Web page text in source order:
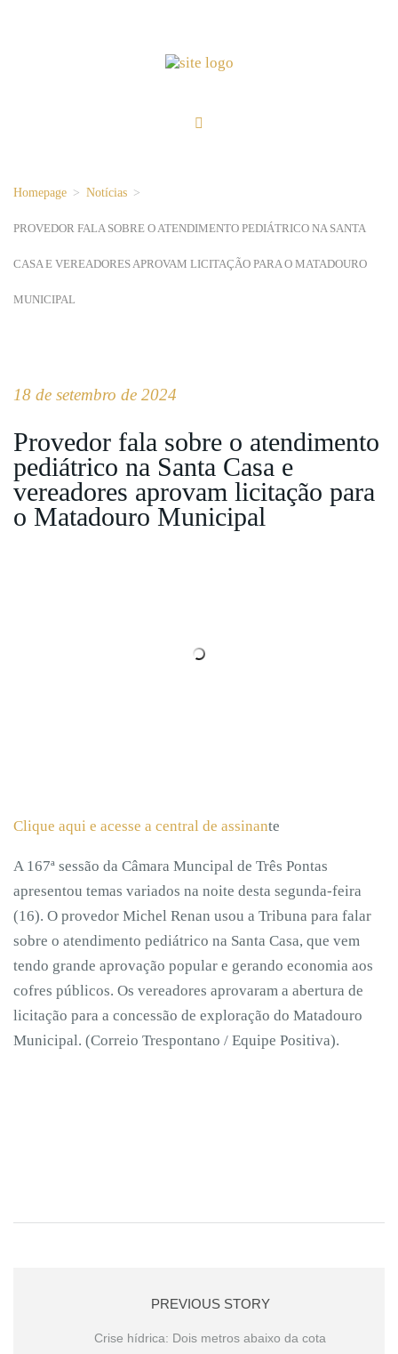
Homepage > Notícias >
PROVEDOR FALA SOBRE O ATENDIMENTO PEDIÁTRICO NA SANTA
CASA E VEREADORES APROVAM LICITAÇÃO PARA O MATADOURO
MUNICIPAL
18 de setembro de 2024
Provedor fala sobre o atendimento
pediátrico na Santa Casa e
vereadores aprovam licitação para
o Matadouro Municipal
Clique aqui e acesse a central de assinante
A 167ª sessão da Câmara Muncipal de Três Pontas
apresentou temas variados na noite desta segunda-feira
(16). O provedor Michel Renan usou a Tribuna para falar
sobre o atendimento pediátrico na Santa Casa, que vem
tendo grande aprovação popular e gerando economia aos
cofres públicos. Os vereadores aprovaram a abertura de
licitação para a concessão de exploração do Matadouro
Municipal. (Correio Trespontano / Equipe Positiva).
PREVIOUS STORY
Crise hídrica: Dois metros abaixo da cota